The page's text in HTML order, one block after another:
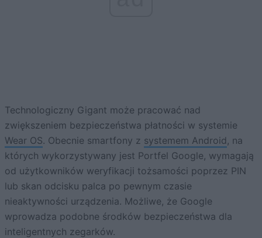
Technologiczny Gigant może pracować nad
zwiększeniem bezpieczeństwa płatności w systemie
Wear OS. Obecnie smartfony z systemem Android , na
których wykorzystywany jest Portfel Google, wymagają
od użytkowników weryfikacji tożsamości poprzez PIN
lub skan odcisku palca po pewnym czasie
nieaktywności urządzenia. Możliwe, że Google
wprowadza podobne środków bezpieczeństwa dla
inteligentnych zegarków.